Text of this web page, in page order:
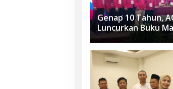
Genap 10 Tahun,
Luncurkan Buku
Fasilitas